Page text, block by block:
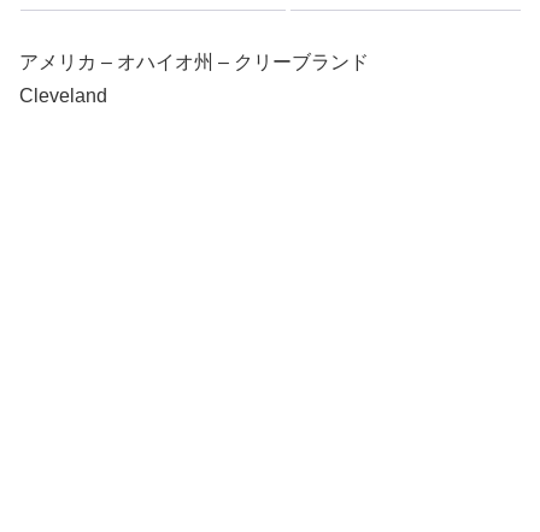
アメリカ – オハイオ州 – クリーブランド
Cleveland